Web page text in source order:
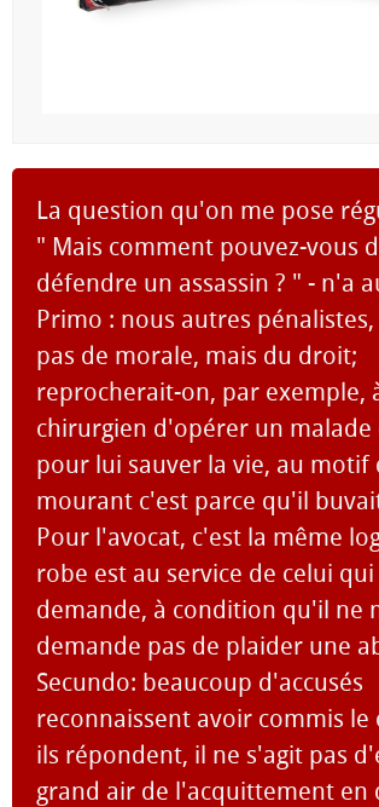
La question qu'on me pose
" Mais comment pouvez-vous
défendre un assassin ? " - n'a
Primo : nous autres
pas de morale, mais du droit;
reprocherait-on, par exemple,
chirurgien d'opérer un malade
pour lui sauver la vie, au motif
mourant c'est parce qu'il
Pour l'avocat, c'est la même
robe est au service de celui qui
demande, à condition qu'il ne
demande pas de plaider une
Secundo: beaucoup d'accusés
reconnaissent avoir commis
ils répondent, il ne s'agit pas
grand air de l'acquittement en